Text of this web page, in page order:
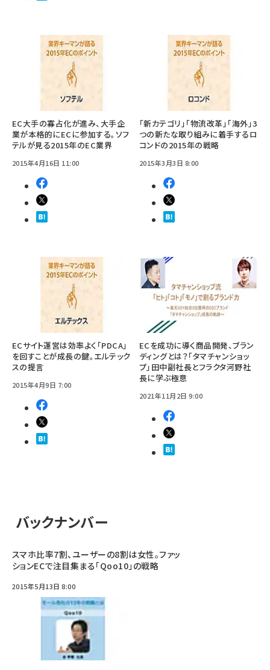
EC大手の寡占化が進み、大手企
業が本格的にECに参加する。ソフ
テルが見る2015年のEC業界
2015年4月16日 11:00
「新カテゴリ」「物流改革」「海外」3
つの新たな取り組みに着手するロ
コンドの2015年の戦略
2015年3月3日 8:00
ECサイト運営は効率よく「PDCA」
を回すことが成長の鍵。エルテック
スの提言
2015年4月9日 7:00
ECを成功に導く商品開発、ブラン
ディングとは？「タマチャンショッ
プ」田中副社長とフラクタ河野社
長に学ぶ極意
2021年11月2日 9:00
バックナンバー
スマホ比率7割、ユーザーの8割は女性。ファッ
ションECで注目集まる「Qoo10」の戦略
2015年5月13日 8:00